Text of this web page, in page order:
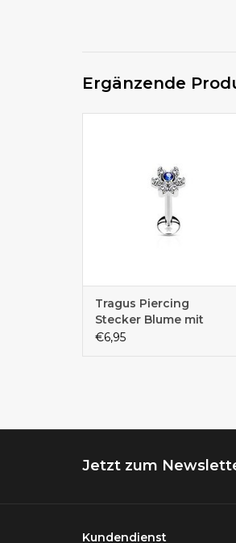
Ergänzende
Tragus Piercing
Stecker Blume mit
blauem Kristall –
€6,95
Jetzt zum
Kundendienst